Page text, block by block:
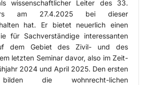
wissenschaftlicher Leiter des 33.
am 27.4.2025 bei dieser
hat. Er bietet neuerlich einen
für Sachverständige interessanten
dem Gebiet des Zivil- und des
letzten Seminar davor, also im Zeit-
2024 und April 2025. Den ersten
bilden die wohnrecht-lichen